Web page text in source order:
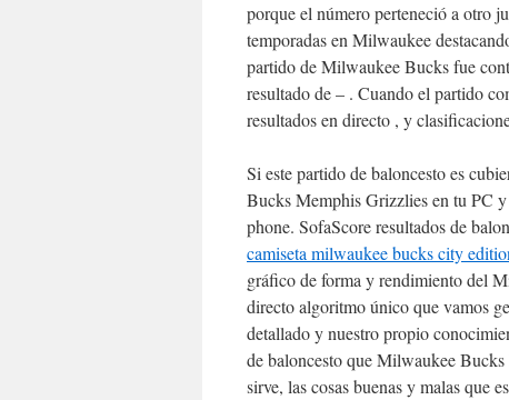
porque el número perteneció a otro
temporadas en Milwaukee
partido de Milwaukee Bucks fue
resultado de – . Cuando el partido
resultados en directo , y
Si este partido de baloncesto es
Bucks Memphis Grizzlies en tu PC
phone. SofaScore resultados de
camiseta milwaukee bucks city
gráfico de forma y rendimiento del
directo algoritmo único que vamos
detallado y nuestro propio
de baloncesto que Milwaukee Bucks
sirve, las cosas buenas y malas que